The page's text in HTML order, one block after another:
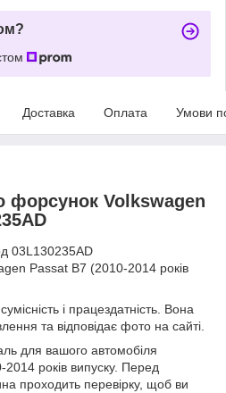
Доставка Оплата Умови
форсунок Volkswagen
03L130235AD
Passat B7 (2010-2014 років
і працездатність. Вона
та відповідає фото на сайті.
для вашого автомобіля
років випуску. Перед
проходить перевірку, щоб ви